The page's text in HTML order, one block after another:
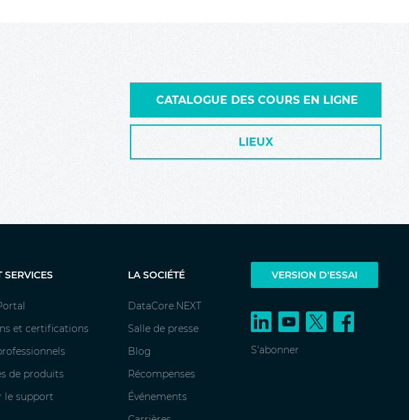
CATALOGUE DES COURS EN LIGNE
LIEUX
SERVICES
et certifications
de produits
le support
LA SOCIÉTÉ
DataCore.NEXT
Salle de presse
Blog
Récompenses
Événements
VERSION D'ESSAI
S'abonner